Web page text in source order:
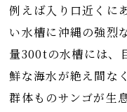
例えば入り口近くに
い水槽に沖縄の強烈
量300tの水槽には、
鮮な海水が絶え間な
群体ものサンゴが生